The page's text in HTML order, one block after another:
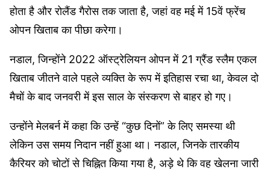
होता है और रोलैंड गैरोस तक जाता है, जहां वह मई में 15वें फ्रेंच
ओपन खिताब का पीछा करेगा।
नडाल, जिन्होंने 2022 ऑस्ट्रेलियन ओपन में 21 ग्रैंड स्लैम एकल
खिताब जीतने वाले पहले व्यक्ति के रूप में इतिहास रचा था, केवल दो
मैचों के बाद जनवरी में इस साल के संस्करण से बाहर हो गए।
उन्होंने मेलबर्न में कहा कि उन्हें “कुछ दिनों” के लिए समस्या थी
लेकिन उस समय निदान नहीं हुआ था। नडाल, जिनके तारकीय
कैरियर को चोटों से चिह्नित किया गया है, अड़े थे कि वह खेलना जारी